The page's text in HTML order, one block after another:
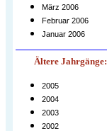
März 2006
Februar 2006
Januar 2006
Ältere Jahrgänge:
2005
2004
2003
2002